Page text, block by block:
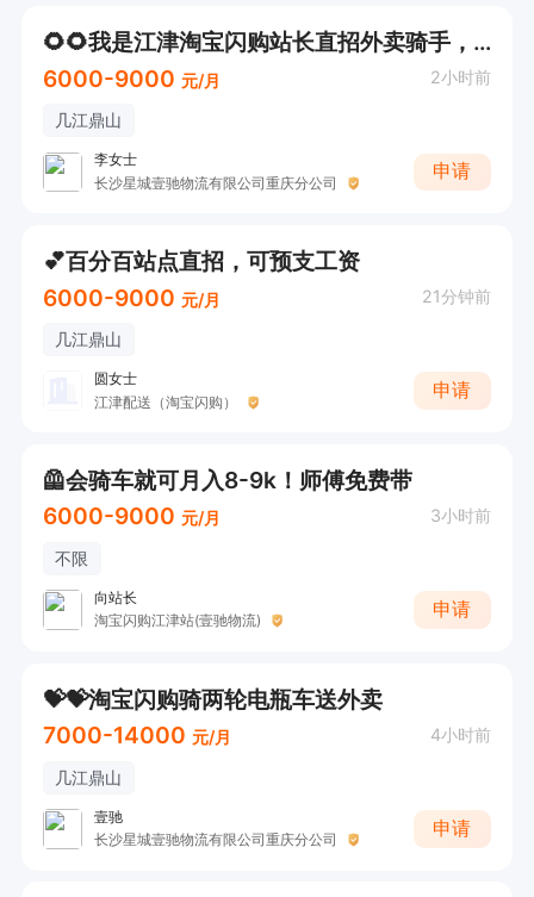
元/月左右，多劳多得，单子跑的越多，工资就越
高，4号发一次工资，20号发一次工资，可预支工
资
三：工作时间
下午17:00-21:00（晚高峰）
工作地点：主城九区江北区，渝北区，南岸区，九
龙坡区，沙坪坝区，江津区，万州区均可就近安排
面试流程：当天到站点面试合格即可办理入职（站
带着熟悉商家路线流程+APP地府导航
有意向可直接与我联系或投递简历
🌻🌻我是江津淘宝闪购站长直招外卖骑手，假一赔十
6000-9000 元/月 2小时前
几江鼎山
李女士
长沙星城壹驰物流有限公司重庆分公司
申请
💕百分百站点直招，可预支工资
6000-9000 元/月 21分钟前
几江鼎山
圆女士
江津配送（淘宝闪购）
申请
🦺会骑车就可月入8-9k！师傅免费带
6000-9000 元/月 3小时前
不限
向站长
淘宝闪购江津站(壹驰物流)
申请
💝💝淘宝闪购骑两轮电瓶车送外卖
7000-14000 元/月 4小时前
几江鼎山
壹驰
长沙星城壹驰物流有限公司重庆分公司
申请